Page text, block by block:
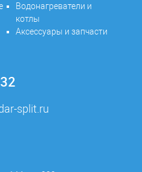
Водонагреватели и
котлы
Аксессуары и запчасти
split.ru